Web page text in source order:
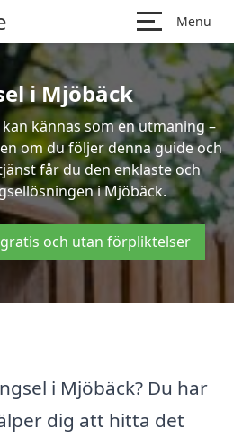
Menu
i Mjöbäck
kännas som en utmaning –
om du följer denna guide och
får du den enklaste och
i Mjöbäck.
och utan förpliktelser
i Mjöbäck? Du har
dig att hitta det